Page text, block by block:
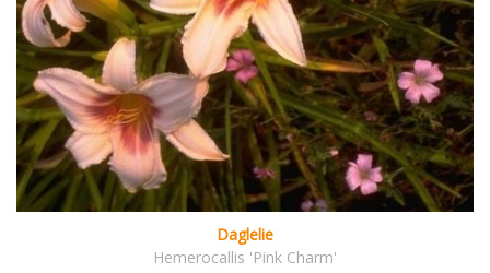
Daglelie
Hemerocallis 'Pink Charm'